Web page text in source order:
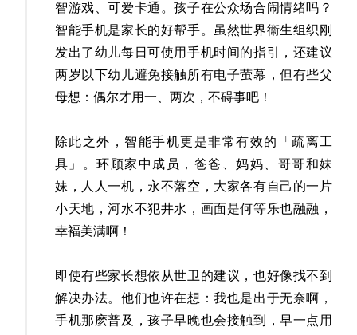
智游戏、可爱卡通。孩子在公众场合闹情绪吗？
智能手机是家长的好帮手。虽然世界衞生组织刚
发出了幼儿每日可使用手机时间的指引，还建议
两岁以下幼儿避免接触所有电子萤幕，但有些父
母想：偶尔才用一、两次，不碍事吧！
除此之外，智能手机更是非常有效的「疏离工
具」。环顾家中成员，爸爸、妈妈、哥哥和妹
妹，人人一机，永不落空，大家各有自己的一片
小天地，河水不犯井水，画面是何等乐也融融，
幸褔美满啊！
即使有些家长想依从世卫的建议，也好像找不到
解决办法。他们也许在想：我也是出于无奈啊，
手机那麽普及，孩子早晚也会接触到，早一点用